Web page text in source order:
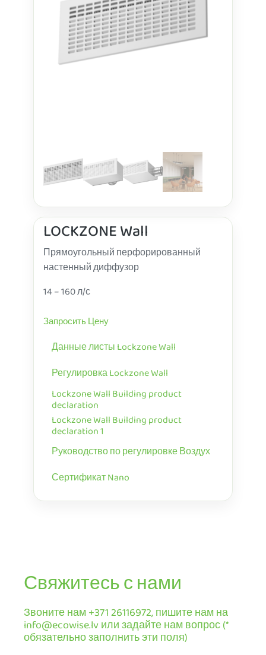
LOCKZONE Wall
Прямоугольный перфорированный
настенный диффузор
14 – 160 л/с
Запросить Цену
Данные листы Lockzone Wall
Регулировка Lockzone Wall
Lockzone Wall Building product
declaration
Lockzone Wall Building product
declaration 1
Руководство по регулировке Воздух
Сертификат Nano
Свяжитесь с нами
Звоните нам +371 26116972, пишите нам на
info@ecowise.lv или задайте нам вопрос (*
обязательно заполнить эти поля)